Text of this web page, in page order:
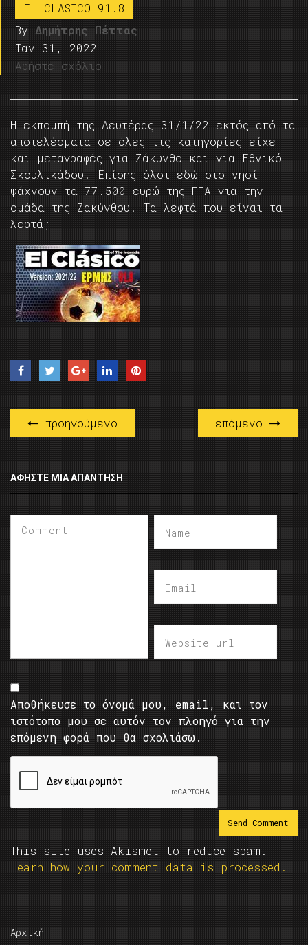
EL CLASICO 91.8
By Δημήτρης Πέττας
Ιαν 31, 2022
Αφήστε σχόλιο
Η εκπομπή της Δευτέρας 31/1/22 εκτός από τα
αποτελέσματα σε όλες τις κατηγορίες είχε
και μεταγραφές για Ζάκυνθο και για Εθνικό
Σκουλικάδου. Επίσης όλοι εδώ στο νησί
ψάχνουν τα 77.500 ευρώ της ΓΓΑ για την
ομάδα της Ζακύνθου. Τα λεφτά που είναι τα
λεφτά;
προηγούμενο επόμενο
ΑΦΉΣΤΕ ΜΙΑ ΑΠΆΝΤΗΣΗ
Αποθήκευσε το όνομά μου, email, και τον
ιστότοπο μου σε αυτόν τον πλοηγό για την
επόμενη φορά που θα σχολιάσω.
This site uses Akismet to reduce spam.
Learn how your comment data is processed.
Αρχική